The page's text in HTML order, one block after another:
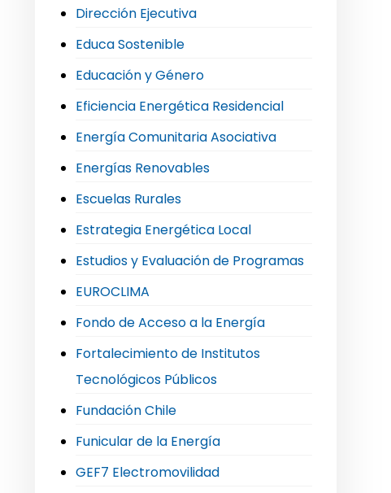
Dirección Ejecutiva
Educa Sostenible
Educación y Género
Eficiencia Energética Residencial
Energía Comunitaria Asociativa
Energías Renovables
Escuelas Rurales
Estrategia Energética Local
Estudios y Evaluación de Programas
EUROCLIMA
Fondo de Acceso a la Energía
Fortalecimiento de Institutos
Tecnológicos Públicos
Fundación Chile
Funicular de la Energía
GEF7 Electromovilidad